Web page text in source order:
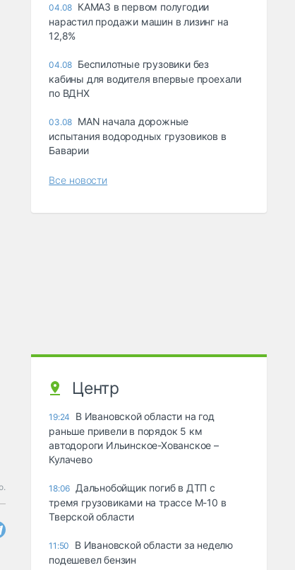
04.08 КАМАЗ в первом полугодии
нарастил продажи машин в лизинг на
12,8%
04.08 Беспилотные грузовики без
кабины для водителя впервые проехали
по ВДНХ
03.08 MAN начала дорожные
испытания водородных грузовиков в
Баварии
Все новости
Центр
19:24
В Ивановской области на год
раньше привели в порядок 5 км
автодороги Ильинское-Хованское –
Кулачево
18:06 Дальнобойщик погиб в ДТП с
тремя грузовиками на трассе М-10 в
Тверской области
11:50
В Ивановской области за неделю
подешевел бензин